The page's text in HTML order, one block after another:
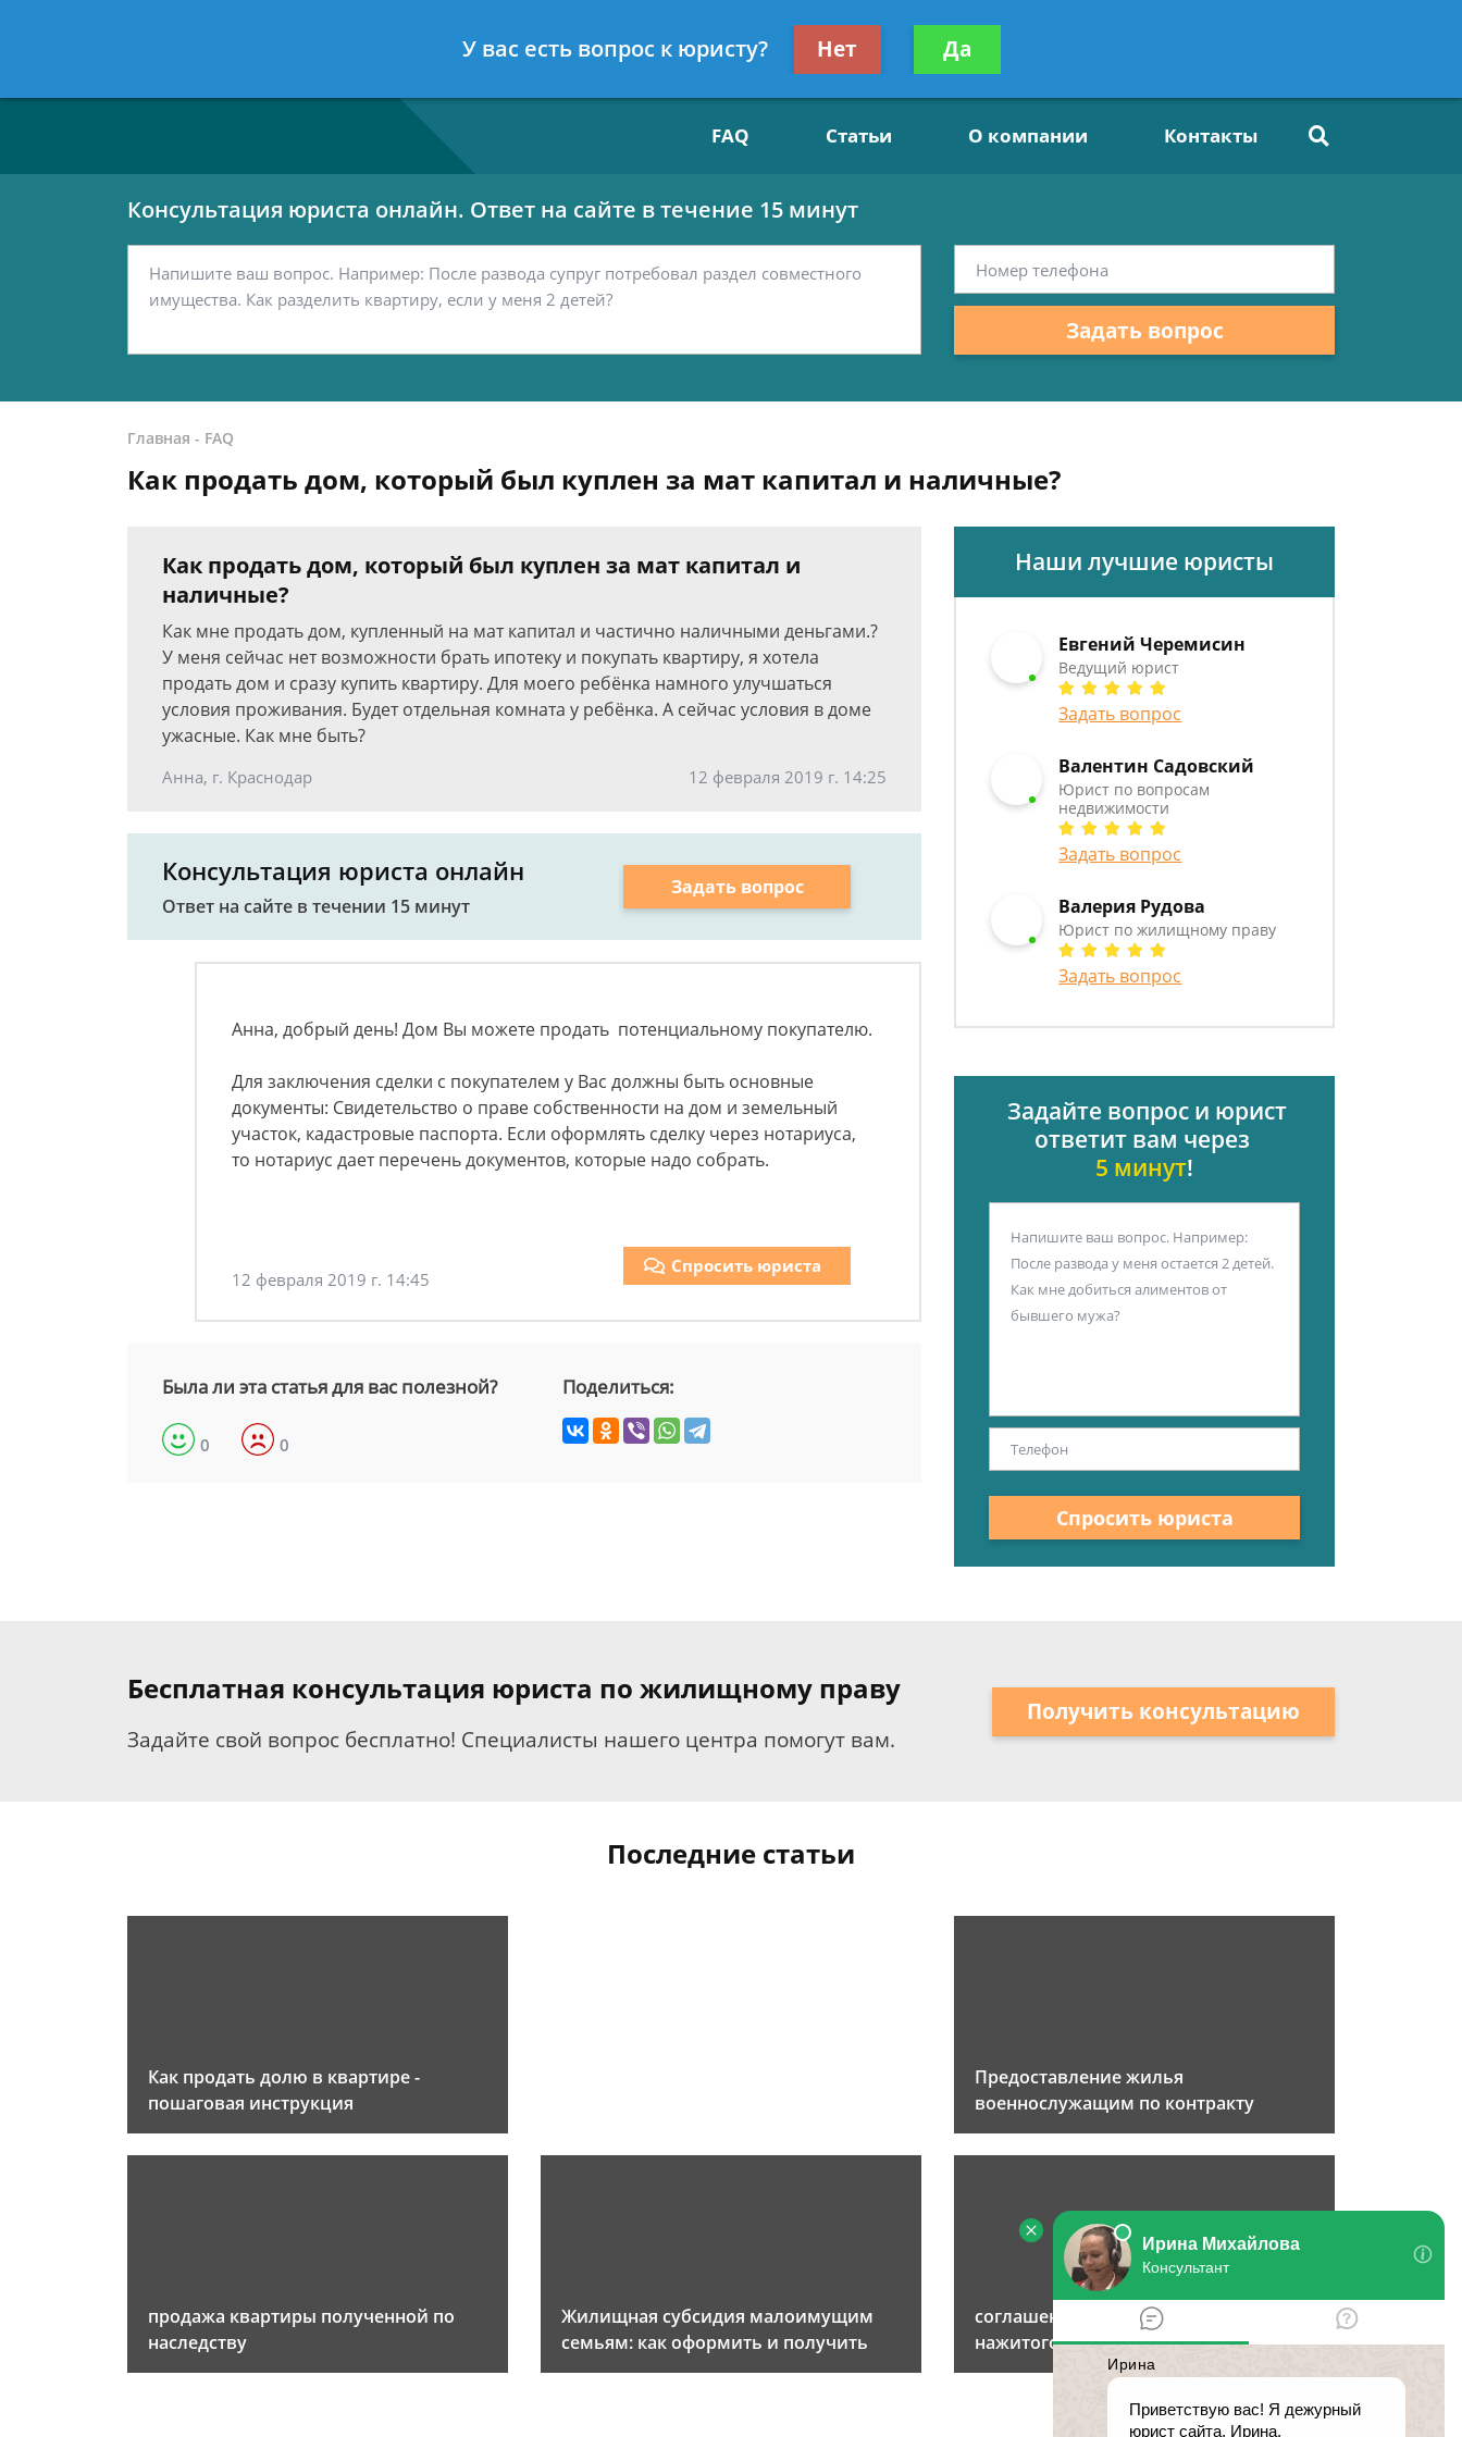
7 812 467-42-15
Получите консультацию
бесплатно
FAQ Статьи О компании Контакты
Консультация юриста онлайн. Ответ на сайте в течение 15 минут
Задать вопрос
Главная - FAQ
Как продать дом, который был куплен за мат капитал и наличные?
Как продать дом, который был куплен за мат капитал и
наличные?
Как мне продать дом, купленный на мат капитал и частично наличными деньгами.?
У меня сейчас нет возможности брать ипотеку и покупать квартиру, я хотела
продать дом и сразу купить квартиру. Для моего ребёнка намного улучшаться
условия проживания. Будет отдельная комната у ребёнка. А сейчас условия в доме
ужасные. Как мне быть?
Анна, г. Краснодар 12 февраля 2019 г. 14:25
Консультация юриста онлайн
Ответ на сайте в течении 15 минут
Задать вопрос
Анна, добрый день! Дом Вы можете продать потенциальному покупателю.
Для заключения сделки с покупателем у Вас должны быть основные
документы: Свидетельство о праве собственности на дом и земельный
участок, кадастровые паспорта. Если оформлять сделку через нотариуса,
то нотариус дает перечень документов, которые надо собрать.
12 февраля 2019 г. 14:45
Спросить юриста
Была ли эта статья для вас полезной?
0 0
Поделиться:
Наши лучшие юристы
Евгений Черемисин
Ведущий юрист
Задать вопрос
Валентин Садовский
Юрист по вопросам
недвижимости
Задать вопрос
Валерия Рудова
Юрист по жилищному праву
Задать вопрос
Задайте вопрос и юрист
ответит вам через
5 минут!
Спросить юриста
Бесплатная консультация юриста по жилищному праву
Задайте свой вопрос бесплатно! Специалисты нашего центра помогут вам.
Получить консультацию
Последние статьи
Как продать долю в квартире -
пошаговая инструкция
Предоставление жилья
военнослужащим по контракту
продажа квартиры полученной по
наследству
Жилищная субсидия малоимущим
семьям: как оформить и получить
соглашение о разделе совместно
нажитого имущества супругов
У вас есть вопрос к юристу? Нет Да